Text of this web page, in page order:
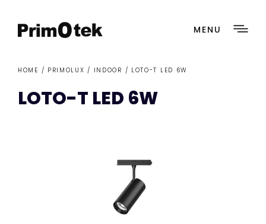
MENU
HOME / PRIMOLUX / INDOOR / LOTO-T LED 6W
LOTO-T LED 6W